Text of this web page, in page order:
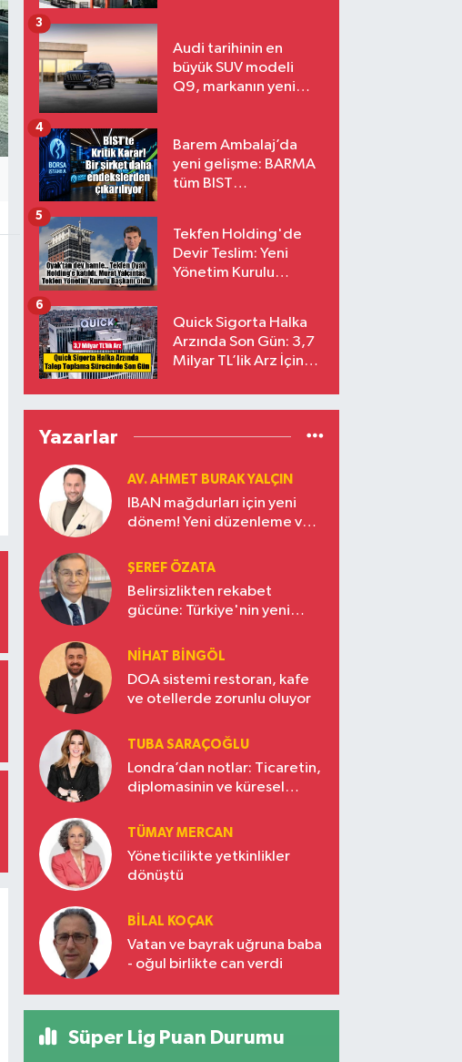
Audi tarihinin en
büyük SUV modeli
Q9, markanın yeni
3
Barem Ambalaj’da
yeni gelişme: BARMA
tüm BIST
4
Tekfen Holding'de
Devir Teslim: Yeni
Yönetim Kurulu
5
Quick Sigorta Halka
Arzında Son Gün: 3,7
Milyar TL’lik Arz İçin
Eriyor
6
Yazarlar
AV. AHMET BURAK YALÇIN
IBAN mağdurları için yeni
dönem! Yeni düzenleme ve
ŞEREF ÖZATA
Belirsizlikten rekabet
gücüne: Türkiye'nin yeni
NIHAT BINGÖL
DOA sistemi restoran, kafe
ve otellerde zorunlu oluyor
TUBA SARAÇOĞLU
Londra’dan notlar: Ticaretin,
diplomasinin ve küresel
Türkiye’nin yükselen gücü
TÜMAY MERCAN
Yöneticilikte yetkinlikler
dönüştü
BILAL KOÇAK
Vatan ve bayrak uğruna baba
- oğul birlikte can verdi
Süper Lig Puan Durumu